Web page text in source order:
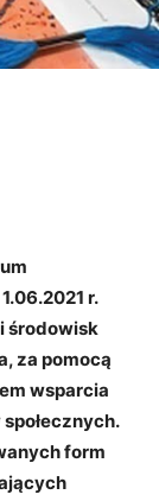
r.
środowisk
za pomocą
wsparcia
form